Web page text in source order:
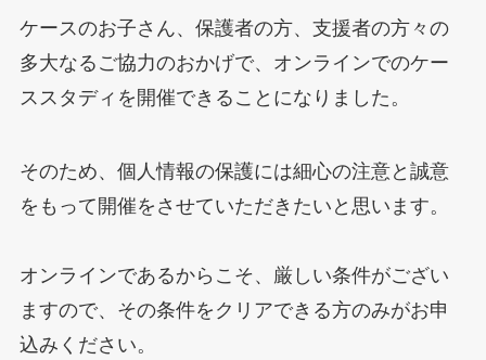
ケースのお子さん、保護者の方、支援者の方々の
多大なるご協力のおかげで、オンラインでのケー
ススタディを開催できることになりました。
そのため、個人情報の保護には細心の注意と誠意
をもって開催をさせていただきたいと思います。
オンラインであるからこそ、厳しい条件がござい
ますので、その条件をクリアできる方のみがお申
込みください。